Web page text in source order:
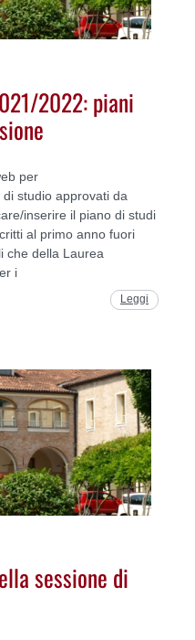
2022: piani
per
studio approvati da
inserire il piano di studi
al primo anno fuori
che della Laurea
i
Leggi
sessione di